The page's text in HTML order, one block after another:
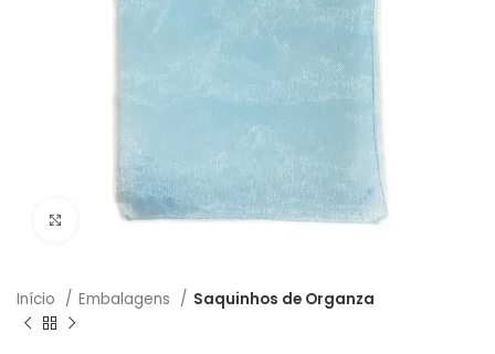
Clique para ampliar
Início Embalagens Saquinhos de Organza